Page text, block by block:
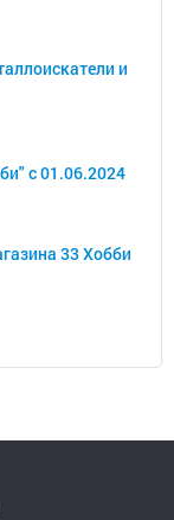
и
с 01.06.2024
33 Хобби